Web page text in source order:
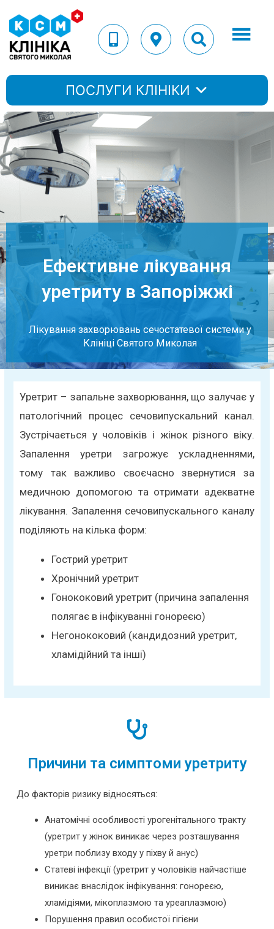
ПОСЛУГИ КЛІНІКИ
Ефективне лікування
уретриту в Запоріжжі
Лікування захворювань сечостатевої системи у
Клініці Святого Миколая
Уретрит – запальне захворювання, що залучає у
патологічний процес сечовипускальний канал.
Зустрічається у чоловіків і жінок різного віку.
Запалення уретри загрожує ускладненнями,
тому так важливо своєчасно звернутися за
медичною допомогою та отримати адекватне
лікування. Запалення сечовипускального каналу
поділяють на кілька форм:
Гострий уретрит
Хронічний уретрит
Гонококовий уретрит (причина запалення
полягає в інфікуванні гонореєю)
Негонококовий (кандидозний уретрит,
хламідійний та інші)
Причини та симптоми уретриту
До факторів ризику відносяться:
Анатомічні особливості урогенітального тракту
(уретрит у жінок виникає через розташування
уретри поблизу входу у піхву й анус)
Статеві інфекції (уретрит у чоловіків найчастіше
виникає внаслідок інфікування: гонореєю,
хламідіями, мікоплазмою та уреаплазмою)
Порушення правил особистої гігієни